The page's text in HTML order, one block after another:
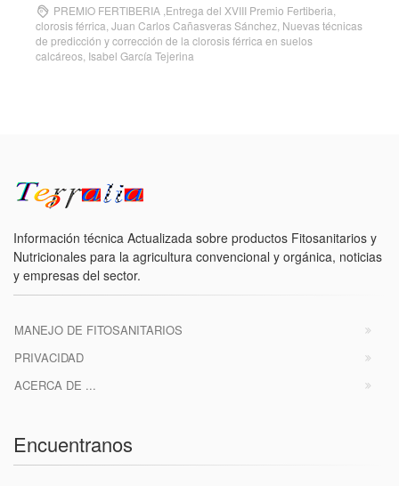
PREMIO FERTIBERIA ,Entrega del XVIII Premio Fertiberia,
clorosis férrica, Juan Carlos Cañasveras Sánchez, Nuevas técnicas
de predicción y corrección de la clorosis férrica en suelos
calcáreos, Isabel García Tejerina
Información técnica Actualizada sobre productos Fitosanitarios y
Nutricionales para la agricultura convencional y orgánica, noticias
y empresas del sector.
MANEJO DE FITOSANITARIOS
PRIVACIDAD
ACERCA DE ...
Encuentranos